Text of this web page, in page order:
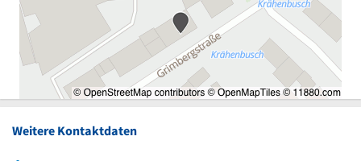
Weitere Kontaktdaten